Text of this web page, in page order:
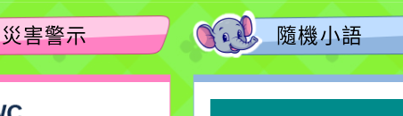
災害警示 隨機小語